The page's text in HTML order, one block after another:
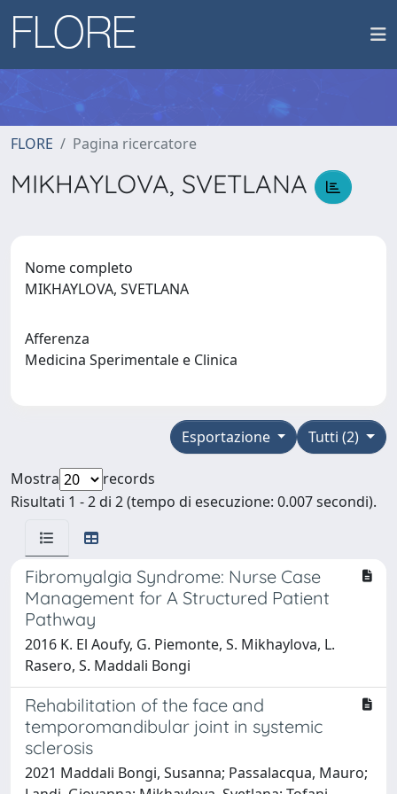
FLORE Pagina ricercatore
MIKHAYLOVA, SVETLANA
Nome completo
MIKHAYLOVA, SVETLANA
Afferenza
Medicina Sperimentale e Clinica
Tutti (2)
Esportazione
Mostra
records
Risultati 1 - 2 di 2 (tempo di esecuzione: 0.007 secondi).
Fibromyalgia Syndrome: Nurse Case
Management for A Structured Patient
Pathway
2016 K. El Aoufy, G. Piemonte, S. Mikhaylova, L.
Rasero, S. Maddali Bongi
Rehabilitation of the face and
temporomandibular joint in systemic
sclerosis
2021 Maddali Bongi, Susanna; Passalacqua, Mauro;